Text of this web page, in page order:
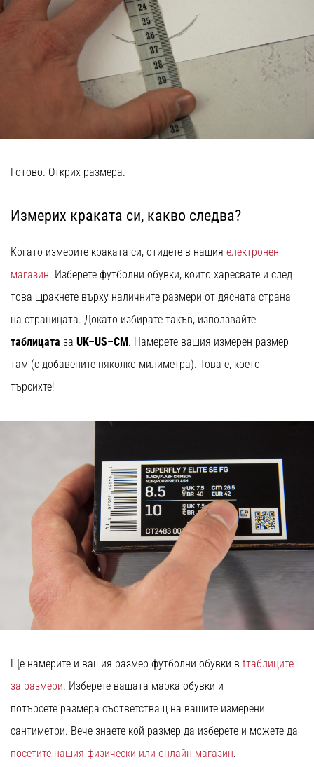
Готово. Открих размера.
Измерих краката си, какво следва?
Когато измерите краката си, отидете в нашия електронен–
магазин. Изберете футболни обувки, които харесвате и след
това щракнете върху наличните размери от дясната страна
на страницата. Докато избирате такъв, използвайте
таблицата за UK–US–CM. Намерете вашия измерен размер
там (с добавените няколко милиметра). Това е, което
търсихте!
Ще намерите и вашия размер футболни обувки в tтаблиците
за размери. Изберете вашата марка обувки и
потърсете размера съответстващ на вашите измерени
сантиметри. Вече знаете кой размер да изберете и можете да
посетите нашия физически или онлайн магазин